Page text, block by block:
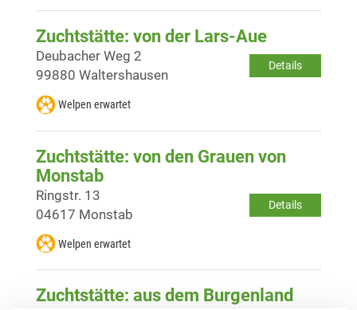
Zuchtstätte: von der Lars-Aue
Details
Deubacher Weg 2
99880 Waltershausen
Welpen erwartet
Zuchtstätte: von den Grauen von
Monstab
Details
Ringstr. 13
04617 Monstab
Welpen erwartet
Zuchtstätte: aus dem Burgenland